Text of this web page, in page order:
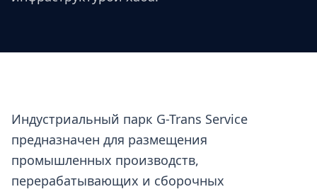
Индустриальный парк G-Trans Service
предназначен для размещения
промышленных производств,
перерабатывающих и сборочных